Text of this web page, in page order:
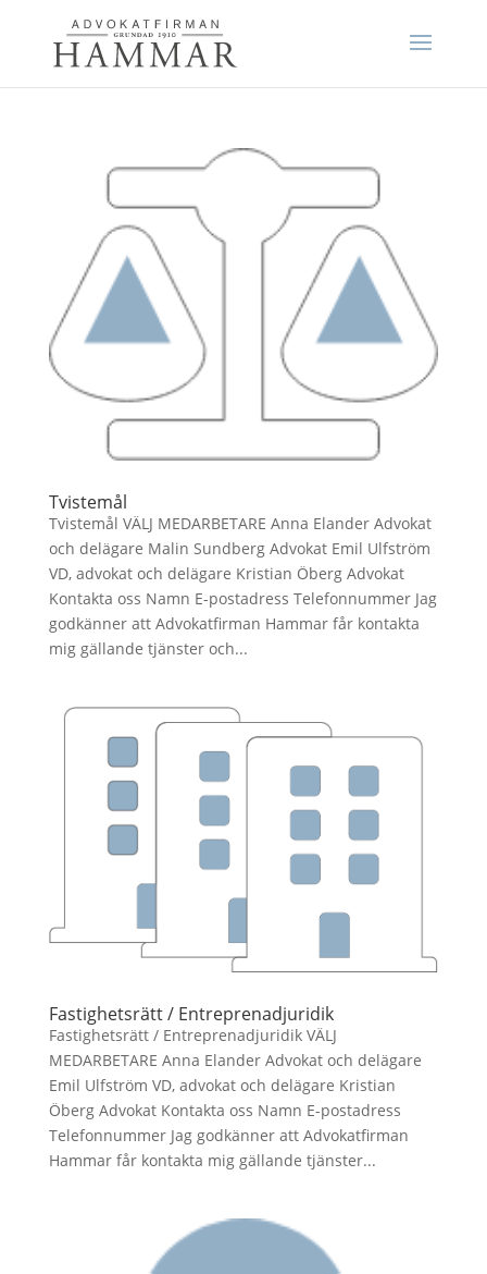
Tvistemål
Tvistemål VÄLJ MEDARBETARE Anna Elander Advokat
och delägare Malin Sundberg Advokat Emil Ulfström
VD, advokat och delägare Kristian Öberg Advokat
Kontakta oss Namn E-postadress Telefonnummer Jag
godkänner att Advokatfirman Hammar får kontakta
mig gällande tjänster och...
Fastighetsrätt / Entreprenadjuridik
Fastighetsrätt / Entreprenadjuridik VÄLJ
MEDARBETARE Anna Elander Advokat och delägare
Emil Ulfström VD, advokat och delägare Kristian
Öberg Advokat Kontakta oss Namn E-postadress
Telefonnummer Jag godkänner att Advokatfirman
Hammar får kontakta mig gällande tjänster...